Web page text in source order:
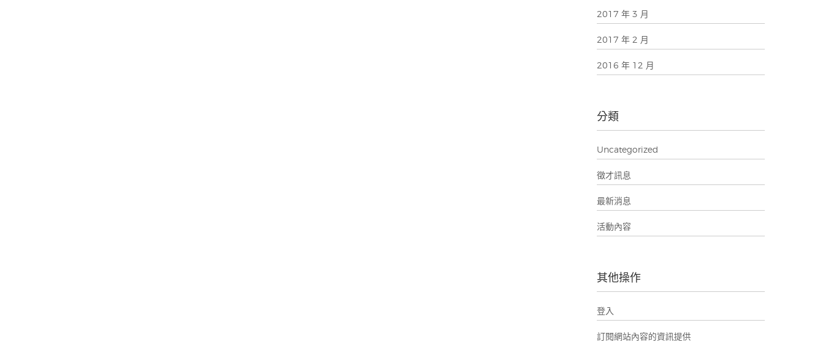
2017 年 3 月
2017 年 2 月
2016 年 12 月
分類
Uncategorized
徵才訊息
最新消息
活動內容
其他操作
登入
訂閱網站內容的資訊提供